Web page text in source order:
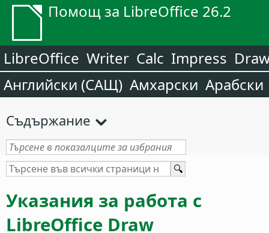
Помощ за LibreOffice 26.2
LibreOffice Writer Calc Impress
Английски (САЩ) Амхарски Арабски
Съдържание
Указания за работа с
LibreOffice Draw